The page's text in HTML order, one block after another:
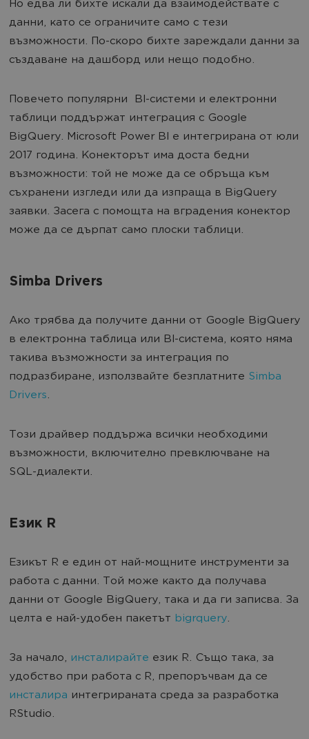
Но едва ли бихте искали да взаимодействате с
данни, като се ограничите само с тези
възможности. По-скоро бихте зареждали данни за
създаване на дашборд или нещо подобно.
Повечето популярни BI-системи и електронни
таблици поддържат интеграция с Google
BigQuery. Microsoft Power BI е интегрирана от юли
2017 година. Конекторът има доста бедни
възможности: той не може да се обръща към
съхранени изгледи или да изпраща в BigQuery
заявки. Засега с помощта на вградения конектор
може да се дърпат само плоски таблици.
Simba Drivers
Ако трябва да получите данни от Google BigQuery
в електронна таблица или BI-система, която няма
такива възможности за интеграция по
подразбиране, използвайте безплатните Simba
Drivers.
Този драйвер поддържа всички необходими
възможности, включително превключване на
SQL-диалекти.
Език R
Езикът R е един от най-мощните инструменти за
работа с данни. Той може както да получава
данни от Google BigQuery, така и да ги записва. За
целта е най-удобен пакетът bigrquery.
За начало, инсталирайте език R. Също така, за
удобство при работа с R, препоръчвам да се
инсталира интегрираната среда за разработка
RStudio.